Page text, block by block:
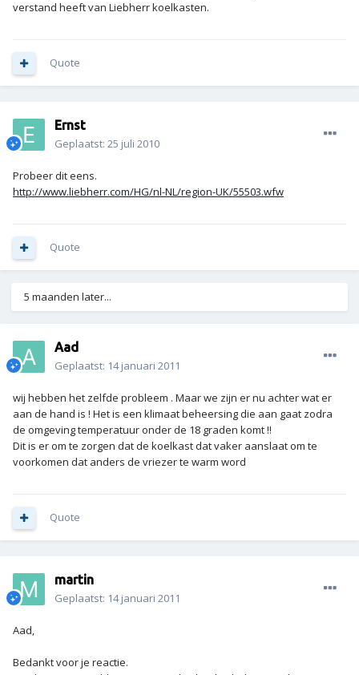
verstand heeft van Liebherr koelkasten.
Quote
Ernst
Geplaatst: 25 juli 2010
Probeer dit eens.
http://www.liebherr.com/HG/nl-NL/region-UK/55503.wfw
Quote
5 maanden later...
Aad
Geplaatst: 14 januari 2011
wij hebben het zelfde probleem . Maar we zijn er nu achter wat er
aan de hand is ! Het is een klimaat beheersing die aan gaat zodra
de omgeving temperatuur onder de 18 graden komt !!
Dit is er om te zorgen dat de koelkast dat vaker aanslaat om te
voorkomen dat anders de vriezer te warm word
Quote
martin
Geplaatst: 14 januari 2011
Aad,
Bedankt voor je reactie.